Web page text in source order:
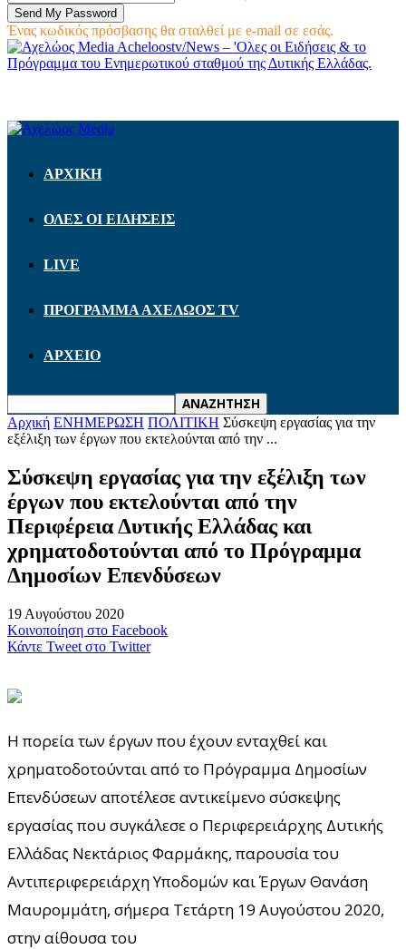
Ένας κωδικός πρόσβασης θα σταλθεί με e-mail σε εσάς.
Acheloostv/News – 'Ολες οι Ειδήσεις & το
Πρόγραμμα του Ενημερωτικού σταθμού της Δυτικής Ελλάδας.
ΑΡΧΙΚΗ
ΟΛΕΣ ΟΙ ΕΙΔΗΣΕΙΣ
LIVE
ΠΡΟΓΡΑΜΜΑ ΑΧΕΛΩΟΣ TV
ΑΡΧΕΙΟ
Αρχική ΕΝΗΜΕΡΩΣΗ ΠΟΛΙΤΙΚΗ Σύσκεψη εργασίας για την
εξέλιξη των έργων που εκτελούνται από την ...
Σύσκεψη εργασίας για την εξέλιξη των
έργων που εκτελούνται από την
Περιφέρεια Δυτικής Ελλάδας και
χρηματοδοτούνται από το Πρόγραμμα
Δημοσίων Επενδύσεων
19 Αυγούστου 2020
Κοινοποίηση στο Facebook
Κάντε Tweet στο Twitter
Η πορεία των έργων που έχουν ενταχθεί και
χρηματοδοτούνται από το Πρόγραμμα Δημοσίων
Επενδύσεων αποτέλεσε αντικείμενο σύσκεψης
εργασίας που συγκάλεσε ο Περιφερειάρχης Δυτικής
Ελλάδας Νεκτάριος Φαρμάκης, παρουσία του
Αντιπεριφερειάρχη Υποδομών και Έργων Θανάση
Μαυρομμάτη, σήμερα Τετάρτη 19 Αυγούστου 2020,
στην αίθουσα του